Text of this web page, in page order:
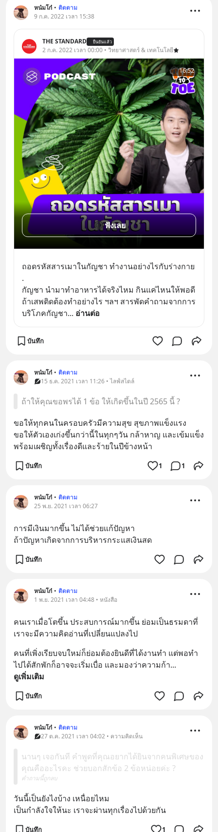
หน๋มโก๋ • ติดตาม
9 ก.ค. 2022 เวลา 15:38
THE STANDARD ยืนยันแล้ว
2 ก.ค. 2022 เวลา 00:00 • วิทยาศาสตร์ & เทคโนโลยี
16:52
ฟังเลย
ถอดรหัสสารเมาในกัญชา ทำงานอย่างไรกับร่างกาย
.
กัญชา นำมาทำอาหารได้จริงไหม กินแค่ไหนให้พอดี
ถ้าเสพติดต้องทำอย่างไร ฯลฯ สารพัดคำถามจากการ
บริโภคกัญชา... อ่านต่อ
บันทึก
หน๋มโก๋ • ติดตาม
15 ธ.ค. 2021 เวลา 11:26 • ไลฟ์สไตล์
ถ้าให้คุณขอพรได้ 1 ข้อ ให้เกิดขึ้นในปี 2565 นี้ ?
ขอให้ทุกคนในครอบครัวมีความสุข สุขภาพแข็งแรง
ขอให้ตัวเองเก่งขึ้นกว่านี้ในทุกๆวัน กล้าหาญ และเข้มแข็ง
พร้อมเผชิญทั้งเรื่องดีและร้ายในปีข้างหน้า
บันทึก 1 1
หน๋มโก๋ • ติดตาม
25 พ.ย. 2021 เวลา 06:27
การมีเงินมากขึ้น ไม่ได้ช่วยแก้ปัญหา
ถ้าปัญหาเกิดจากการบริหารกระแสเงินสด
บันทึก
หน๋มโก๋ • ติดตาม
1 พ.ย. 2021 เวลา 04:48 • หนังสือ
คนเราเมื่อโตขึ้น ประสบการณ์มากขึ้น ย่อมเป็นธรมดาที่
เราจะมีความคิดอ่านที่เปลี่ยนแปลงไป
คนที่เพิ่งเรียบจบใหม่ก็ย่อมต้องยินดีที่ได้งานทำ แต่พอทำ
ไปได้สักพักก็อาจจะเริ่มเบื่อ และมองว่าความก้า...
ดูเพิ่มเติม
บันทึก
หน๋มโก๋ • ติดตาม
27 ต.ค. 2021 เวลา 04:02 • ความคิดเห็น
นานๆ เจอกันที คำพูดที่คุณอยากได้ยินจากคนพิเศษของ
คุณคืออะไรคะ ช่วยบอกสักข้อ 2 ข้อหน่อยค่ะ ?
คำถามนี้ถูกลบ
วันนี้เป็นยังไงบ้าง เหนื่อยไหม
เป็นกำลังใจให้นะ เราจะผ่านทุกเรื่องไปด้วยกัน
บันทึก 1